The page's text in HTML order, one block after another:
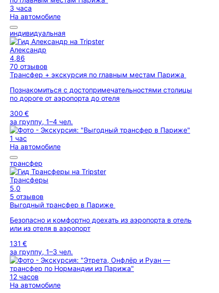
3 часа
На автомобиле
индивидуальная
Александр
4,86
70 отзывов
Трансфер + экскурсия по главным местам Парижа
Познакомиться с достопримечательностями столицы
по дороге от аэропорта до отеля
300 €
за группу, 1–4 чел.
1 час
На автомобиле
трансфер
Трансферы
5,0
5 отзывов
Выгодный трансфер в Париже
Безопасно и комфортно доехать из аэропорта в отель
или из отеля в аэропорт
131 €
за группу, 1–3 чел.
12 часов
На автомобиле